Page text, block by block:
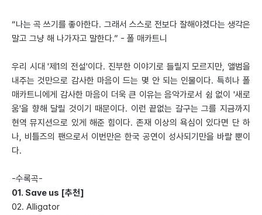
“나는 곡 쓰기를 좋아한다. 그래서 스스로 전보다 잘해야겠다는 생각은
말고 그냥 해 나가자고 말한다.” - 폴 매카트니
우리 시대 '제1의 전설'이다. 진부한 이야기로 들릴지 모르지만, 앨범을
내주는 것만으로 감사한 마음이 드는 몇 안 되는 인물이다. 특히나 폴
매카트니에게 감사한 마음이 더욱 큰 이유는 음악가로서 쉼 없이 '새로
움'을 향해 달릴 것이기 때문이다. 이런 끝없는 갈구는 그를 지금까지
현역 뮤지션으로 있게 해준 힘이다. 존재 이상의 욕심이 있다면 단 하
나, 비틀즈의 팬으로서 이번만은 한국 공연이 성사되기만을 바랄 뿐이
다.
-수록곡-
01. Save us [추천]
02. Alligator